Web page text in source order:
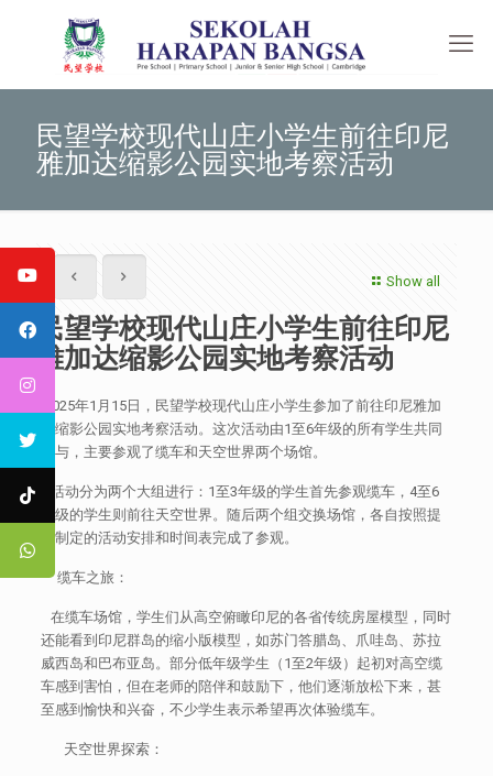
民望学校现代山庄小学生前往印尼
雅加达缩影公园实地考察活动
Show all
民望学校现代山庄小学生前往印尼
雅加达缩影公园实地考察活动
2025年1月15日，民望学校现代山庄小学生参加了前往印尼雅加
达缩影公园实地考察活动。这次活动由1至6年级的所有学生共同
参与，主要参观了缆车和天空世界两个场馆。
活动分为两个大组进行：1至3年级的学生首先参观缆车，4至6
年级的学生则前往天空世界。随后两个组交换场馆，各自按照提
前制定的活动安排和时间表完成了参观。
缆车之旅：
在缆车场馆，学生们从高空俯瞰印尼的各省传统房屋模型，同时
还能看到印尼群岛的缩小版模型，如苏门答腊岛、爪哇岛、苏拉
威西岛和巴布亚岛。部分低年级学生（1至2年级）起初对高空缆
车感到害怕，但在老师的陪伴和鼓励下，他们逐渐放松下来，甚
至感到愉快和兴奋，不少学生表示希望再次体验缆车。
天空世界探索：